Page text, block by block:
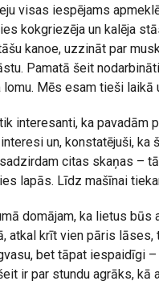
visas iespējams
kokgriezēja un kalēja
kanoe, uzzināt par
Pamatā šeit
lomu. Mēs esam tieši
interesanti, ka pavadām
un, konstatējuši, ka
citas skaņas –
lapās. Līdz mašīnai
domājam, ka lietus
atkal krīt vien pāris lāses,
bet tāpat iespaidīgi –
ir par stundu agrāks,